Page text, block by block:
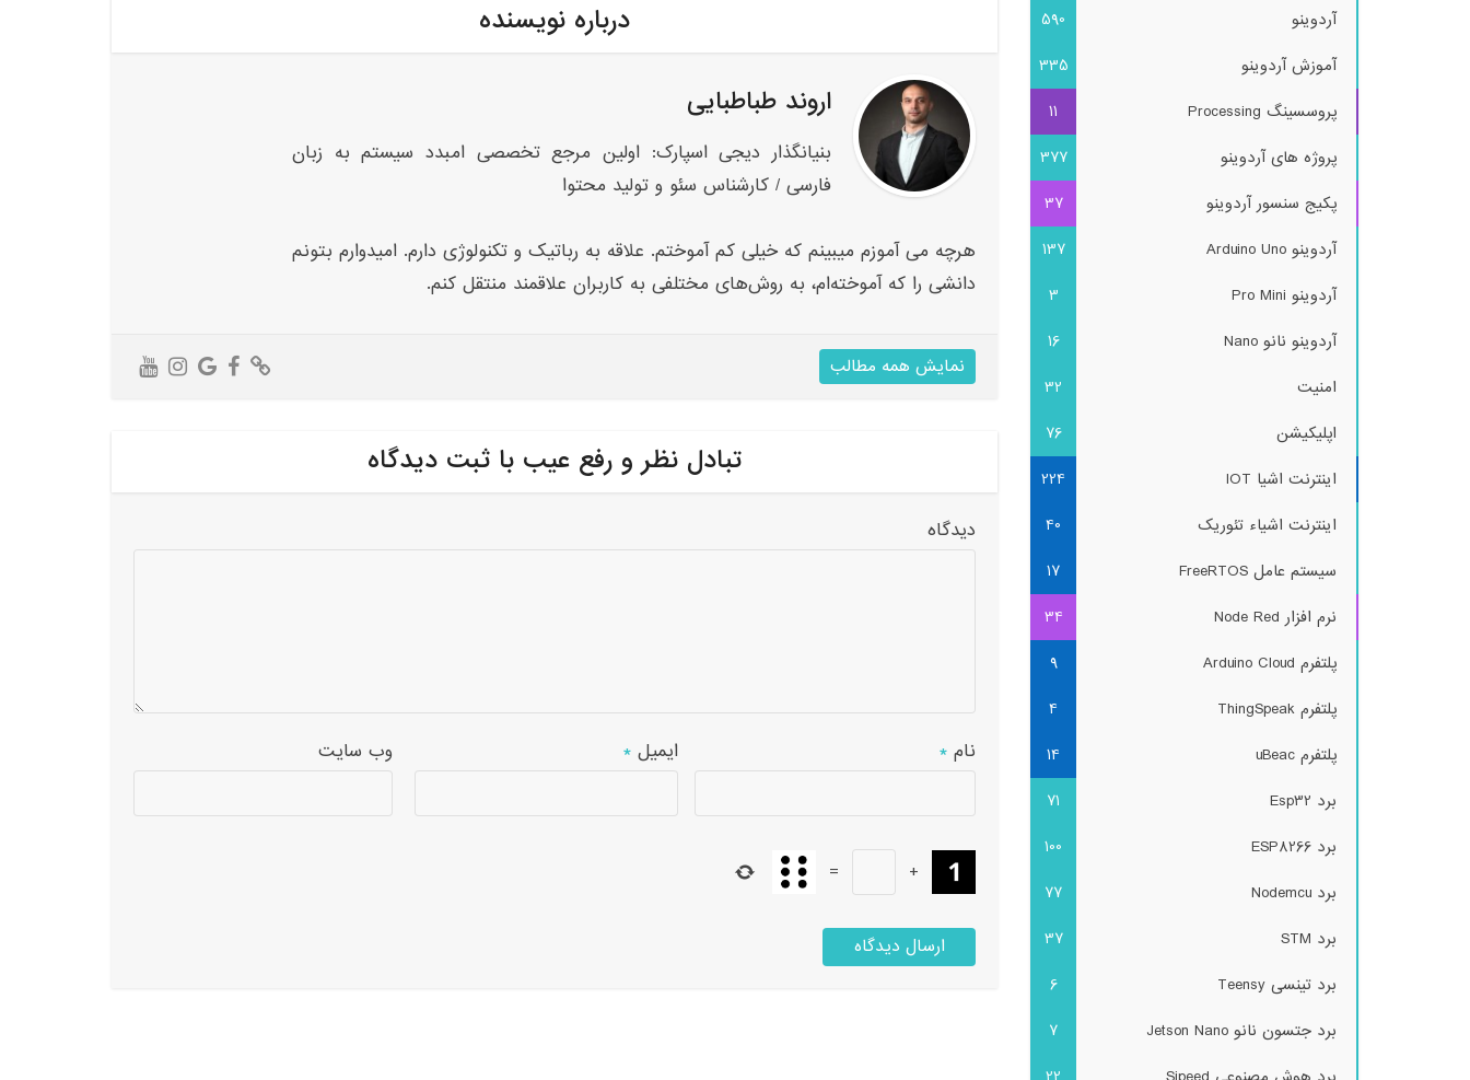
درباره نویسنده
اروند طباطبایی
بنیانگذار دیجی اسپارک: اولین مرجع تخصصی امبدد سیستم به زبان
فارسی / کارشناس سئو و تولید محتوا
هرچه می آموزم میبینم که خیلی کم آموختم. علاقه به رباتیک و تکنولوژی دارم. امیدوارم بتونم
دانشی را که آموخته‌ام، به روش‌های مختلفی به کاربران علاقمند منتقل کنم.
نمایش همه مطالب
تبادل نظر و رفع عیب با ثبت دیدگاه
دیدگاه
نام * ایمیل * وب‌ سایت
+
=
آردوینو
590
آموزش آردوینو
335
پروسسینگ Processing
11
پروژه های آردوینو
377
پکیج سنسور آردوینو
37
آردوینو Arduino Uno
137
آردوینو Pro Mini
3
آردوینو نانو Nano
16
امنیت
32
اپلیکیشن
76
اینترنت اشیا IOT
224
اینترنت اشیاء تئوریک
40
سیستم عامل FreeRTOS
17
نرم افزار Node Red
34
پلتفرم Arduino Cloud
9
پلتفرم ThingSpeak
4
پلتفرم uBeac
14
برد Esp32
71
برد ESP8266
100
برد Nodemcu
77
برد STM
37
برد تینسی Teensy
6
برد جتسون نانو Jetson Nano
7